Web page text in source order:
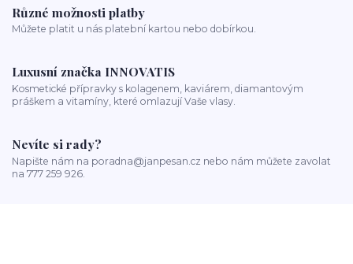
Různé možnosti platby
Můžete platit u nás platební kartou nebo dobírkou.
Luxusní značka INNOVATIS
Kosmetické přípravky s kolagenem, kaviárem, diamantovým
práškem a vitamíny, které omlazují Vaše vlasy.
Nevíte si rady?
Napište nám na poradna@janpesan.cz nebo nám můžete zavolat
na 777 259 926.